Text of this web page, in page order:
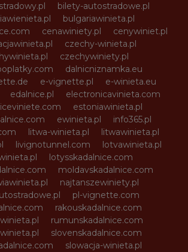
bilety-autostradowe.pl
bulgariawinieta.pl
cenawiniety.pl
cenywiniet.pl
czechy-winieta.pl
czechywiniety.pl
dalnicniznamka.eu
e-vignette.pl
e-winieta.eu
edalnice.pl
electronicavinieta.com
estoniawinieta.pl
ewinieta.pl
info365.pl
litwa-winieta.pl
litwawinieta.pl
livignotunnel.com
lotvawinieta.pl
lotysskadalnice.com
moldavskadalnice.com
najtanszewiniety.pl
pl-vignette.com
rakouskadalnice.com
rumunskadalnice.com
slovenskadalnice.com
slowacja-winieta.pl